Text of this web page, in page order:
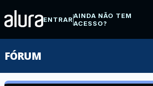
ENTRARAINDA NÃO TEM
ACESSO?
FÓRUM